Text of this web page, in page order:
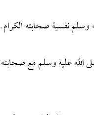
نفسية صحابته الكرام ـ
الله عليه وسلم مع صحابته